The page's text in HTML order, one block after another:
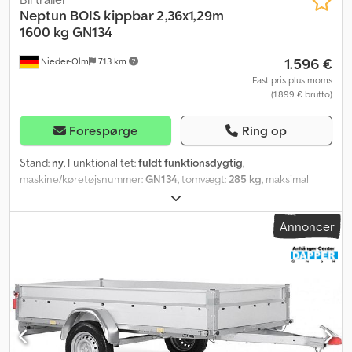
Nieder-Olm 713 km
Neptun BOIS kippbar 2,36x1,29m
1600 kg GN134
1.596 €
Fast pris plus moms
(1.899 € brutto)
Forespørge Ring op
Stand: ny, Funktionalitet:fuldt funktionsdygtig,
maskine/køretøjsnummer:GN134, tomvægt:285 kg, maksimal
1.600 kg
aksel, længde af lastrum:2.360 mm, læsningsbredde:1.290 mm,
, Sider, ræling og lignende - Aftageligt H-
stativ - Fuldsvejset ræling - Sidevægge af multiplex - Klapbar og
aftagelig for- og bagklap - Aftagelige sidevægge (boltet) - Kan
anvendes som platformstrailer Monteringsmulighed for
presenning og net - Monterede fastgørelsesknapper til
presenning og net Chassis og ramme - Svejset chassis med
tiptrækstang - To gennemgående U-profilerede længdebjælker
og tre tværstivere - Kuglekobling med sikkerhedsindikator -
Annoncer